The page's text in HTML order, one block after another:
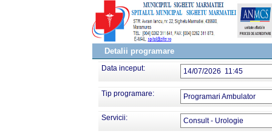
Detalii programare
Data inceput: 14/07/2026 11:45
Tip programare: Programari Ambulator
Servicii: Consult - Urologie